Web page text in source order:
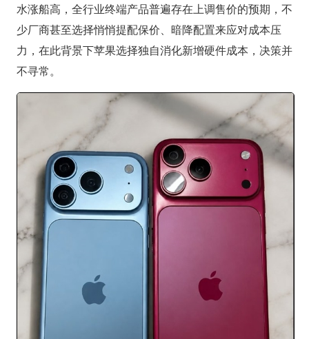
水涨船高，全行业终端产品普遍存在上调售价的预期，不
少厂商甚至选择悄悄提配保价、暗降配置来应对成本压
力，在此背景下苹果选择独自消化新增硬件成本，决策并
不寻常。